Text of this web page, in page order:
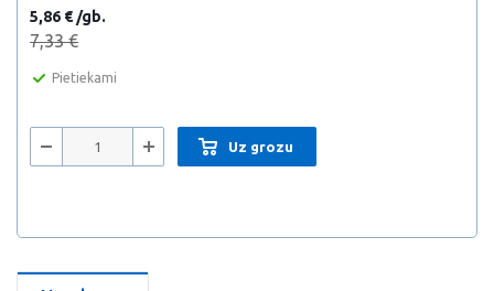
5,86 € /gb.
7,33 €
Pietiekami
Uz grozu